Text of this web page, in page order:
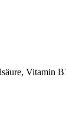
Vitamin